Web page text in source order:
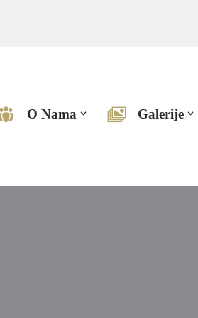
O Nama Galerije